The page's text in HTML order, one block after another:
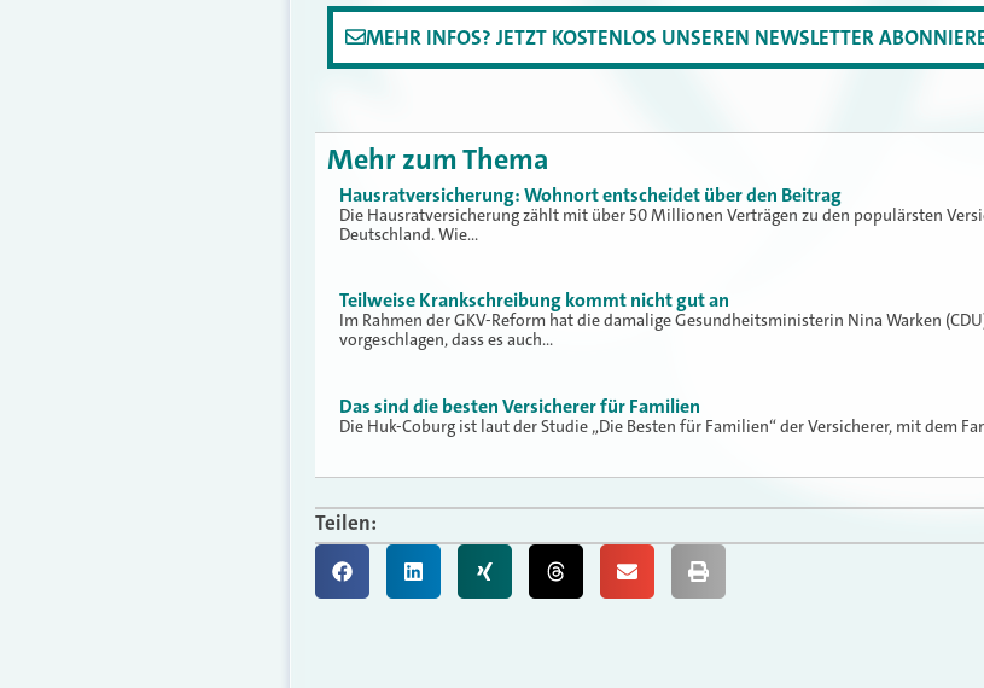
MEHR INFOS? JETZT KOSTENLOS UNSEREN NEWSLETTER
Mehr zum Thema
Hausratversicherung: Wohnort entscheidet über den Beitrag
Die Hausratversicherung zählt mit über 50 Millionen Verträgen zu den populärsten
Deutschland. Wie…
Teilweise Krankschreibung kommt nicht gut an
Im Rahmen der GKV-Reform hat die damalige Gesundheitsministerin Nina Warken
vorgeschlagen, dass es auch…
Das sind die besten Versicherer für Familien
Die Huk-Coburg ist laut der Studie „Die Besten für Familien“ der Versicherer, mit dem
Teilen: